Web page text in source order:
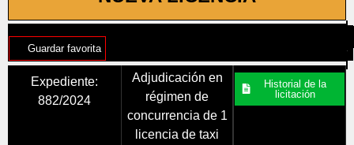
Guardar favorita
Expediente:
882/2024
Adjudicación en
régimen de
concurrencia de 1
licencia de taxi
Historial de la
licitación